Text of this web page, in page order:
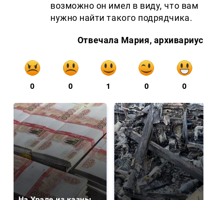
возможно он имел в виду, что вам
нужно найти такого подрядчика.
Отвечала Мария, архивариус
0 0 1 0 0